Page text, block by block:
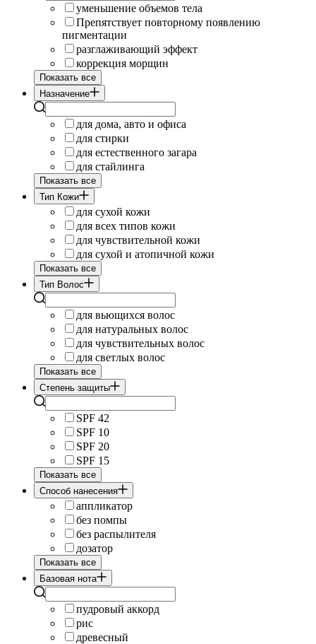
уменьшение объемов тела
Препятствует повторному появлению
пигментации
разглаживающий эффект
коррекция морщин
Показать все
Назначение
для дома, авто и офиса
для стирки
для естественного загара
для стайлинга
Показать все
Тип Кожи
для сухой кожи
для всех типов кожи
для чувствительной кожи
для сухой и атопичной кожи
Показать все
Тип Волос
для вьющихся волос
для натуральных волос
для чувствительных волос
для светлых волос
Показать все
Степень защиты
SPF 42
SPF 10
SPF 20
SPF 15
Показать все
Cпособ нанесения
аппликатор
без помпы
без распылителя
дозатор
Показать все
Базовая нота
пудровый аккорд
рис
древесный